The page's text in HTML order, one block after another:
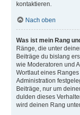
kontaktieren.
Nach oben
Was ist mein Rang
Ränge, die unter
Beiträge du bislang
wie Moderatoren und
Wortlaut eines
Administration
Beiträge, nur um
dulden dieses
wird deinen Rang